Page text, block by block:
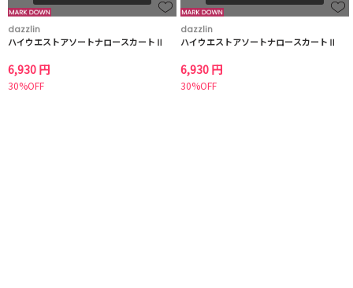
dazzlin
ハイウエストアソートナロースカートⅡ
6,930 円
30%OFF
dazzlin
ハイウエストアソートナロースカートⅡ
6,930 円
30%OFF